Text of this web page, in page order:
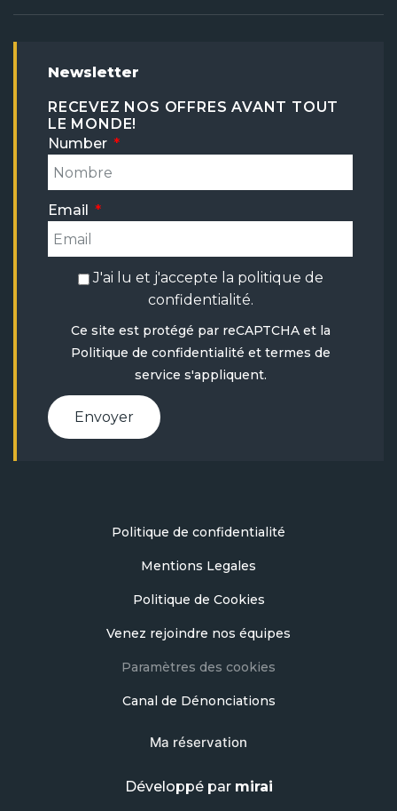
Newsletter
RECEVEZ NOS OFFRES AVANT TOUT
LE MONDE!
Number
Email
J'ai lu et j'accepte la politique de
confidentialité.
Ce site est protégé par reCAPTCHA et la
Politique de confidentialité et termes de
service s'appliquent.
Envoyer
Politique de confidentialité
Mentions Legales
Politique de Cookies
Venez rejoindre nos équipes
Paramètres des cookies
Canal de Dénonciations
Ma réservation
Développé par mirai